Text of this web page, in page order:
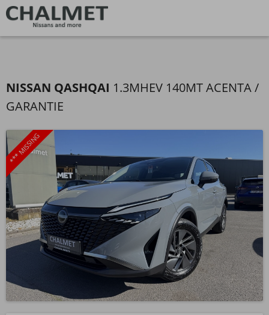
NISSAN QASHQAI 1.3MHEV 140MT ACENTA /
GARANTIE
*** MISSING